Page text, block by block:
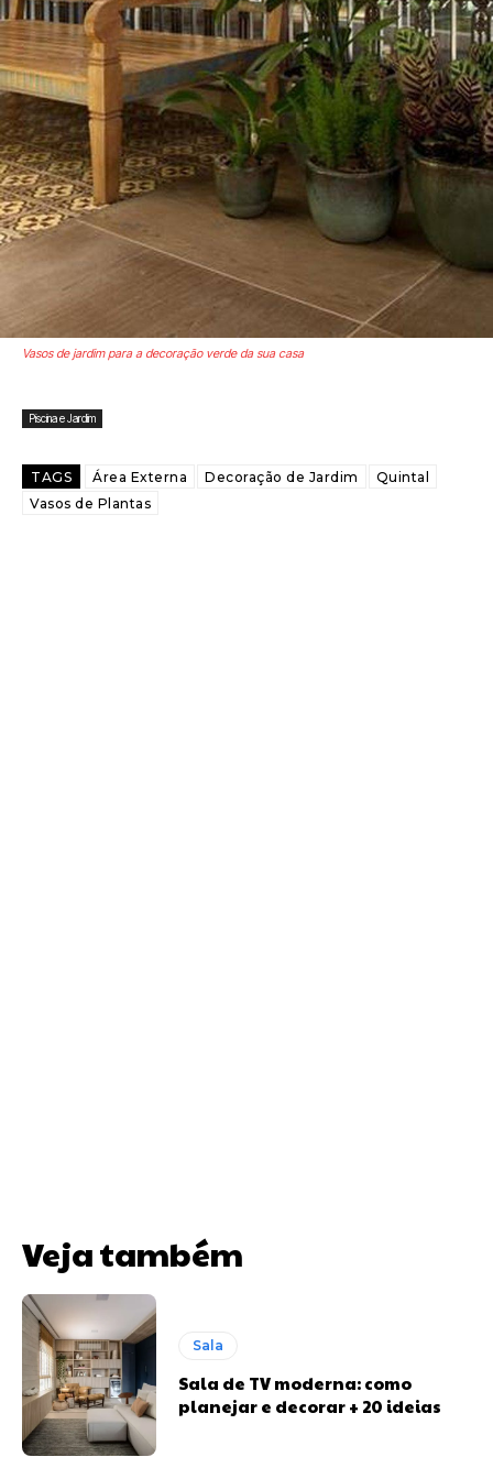
Vasos de jardim para a decoração verde da sua casa
Piscina e Jardim
TAGS Área Externa Decoração de Jardim
Quintal
Vasos de Plantas
Veja também
Sala
Sala de TV moderna: como
planejar e decorar + 20 ideias